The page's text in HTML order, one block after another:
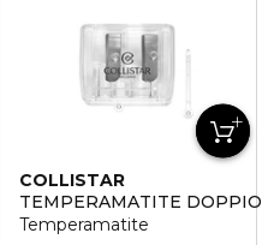
COLLISTAR
TEMPERAMATITE DOPPIO
Temperamatite